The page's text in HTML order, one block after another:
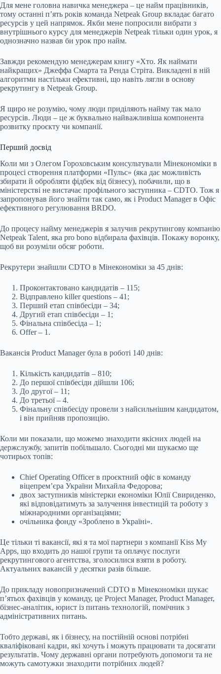
Для мене головна навичка менеджера – це найм працівників,
тому останні пʼять років команда Netpeak Group вкладає багато
ресурсів у цей напрямок. Якби мене попросили вибрати з
внутрішнього курсу для менеджерів Netpeak тільки один урок, я
однозначно назвав би урок про найм.
Завжди рекомендую менеджерам книгу «Хто. Як наймати
найкращих» Джеффа Смарта та Ренда Стріта. Викладені в ній
алгоритми настільки ефективні, що навіть лягли в основу
рекрутингу в Netpeak Group.
Я щиро не розумію, чому люди приділяють найму так мало
ресурсів. Люди – це ж буквально найважливіша компонента
розвитку проєкту чи компанії.
Перший досвід
Коли ми з Олегом Гороховським консультували Мінекономіки в
процесі створення платформи «Пульс» (яка дає можливість
збирати й обробляти фідбек від бізнесу), побачили, що в
міністерстві не вистачає профільного заступника – CDTO. Тож я
запропонував його знайти так само, як і Product Managerв Офіс
ефективного регулювання BRDO.
До процесу найму менеджерів я залучив рекрутингову компанію
Netpeak Talent, яка pro bono відбирала фахівців. Покажу воронку,
щоб ви розуміли обсяг роботи.
Рекрутери знайшли CDTO в Мінекономіки за 45 днів:
Проконтактовано кандидатів – 115;
Відправлено killer questions – 41;
Перший етап співбесіди – 34;
Другий етап співбесіди – 1;
Фінальна співбесіда – 1;
Оffer– 1.
Вакансія Product Manager була в роботі 140 днів:
Кількість кандидатів – 810;
До першої співбесіди дійшли 106;
До другої – 11;
До третьої – 4.
Фінальну співбесіду провели з найсильнішим кандидатом,
і він прийняв пропозицію.
Коли ми показали, що можемо знаходити якісних людей на
держслужбу, запитів побільшало. Сьогодні ми шукаємо ще
чотирьох топів:
Chief Operating Officerв проєктний офіс в команду
віцепремʼєра України Михайла Федорова;
двох заступників міністерки економіки Юлії Свириденко,
які відповідатимуть за залучення інвестицій та роботу з
міжнародними організаціями;
очільника фонду «Зроблено в Україні».
Це тільки ті вакансії, які я та мої партнери з компанії Kiss My
Apps, що входить до нашої групи та оплачує послуги
рекрутингового агентства, зголосилися взяти в роботу.
Актуальних вакансій у десятки разів більше.
До прикладу новопризначений CDTO в Мінекономіки шукає
п’ятьох фахівців у команду, це Project Manager, Product Manager,
бізнес-аналітик, юрист із питань технологій, помічник з
адміністративних питань.
Тобто державі, як і бізнесу, на постійній основі потрібні
кваліфіковані кадри, які хочуть і можуть працювати та досягати
результатів. Чому державні органи потребують допомоги та не
можуть самотужки знаходити потрібних людей?